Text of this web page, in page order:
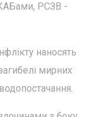
КАБами, РСЗВ -
наносять
мирних